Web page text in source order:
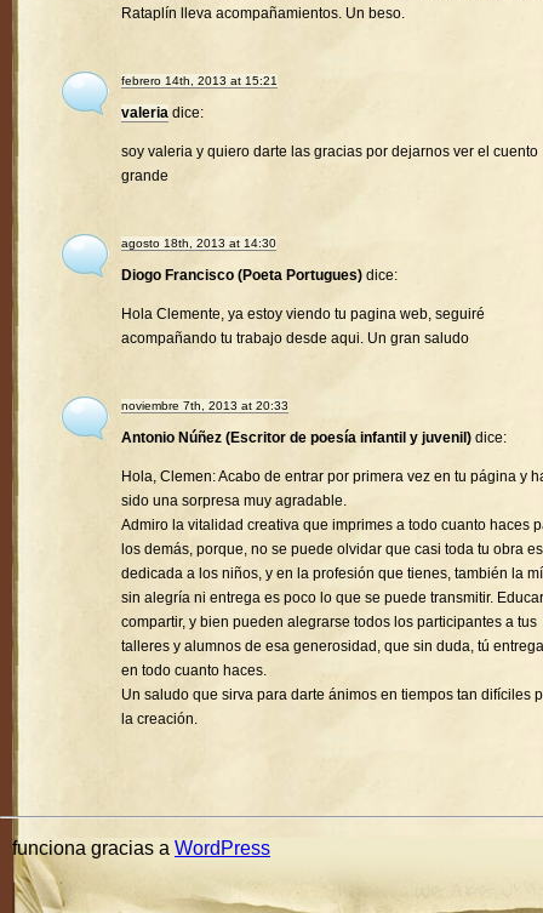
Rataplín lleva acompañamientos. Un beso.
febrero 14th, 2013 at 15:21
valeria dice:
soy valeria y quiero darte las gracias por dejarnos ver el cuento
grande
agosto 18th, 2013 at 14:30
Diogo Francisco (Poeta Portugues) dice:
Hola Clemente, ya estoy viendo tu pagina web, seguiré
acompañando tu trabajo desde aqui. Un gran saludo
noviembre 7th, 2013 at 20:33
Antonio Núñez (Escritor de poesía infantil y juvenil) dice:
Hola, Clemen: Acabo de entrar por primera vez en tu página y
sido una sorpresa muy agradable.
Admiro la vitalidad creativa que imprimes a todo cuanto haces
los demás, porque, no se puede olvidar que casi toda tu obra
dedicada a los niños, y en la profesión que tienes, también la
sin alegría ni entrega es poco lo que se puede transmitir.
compartir, y bien pueden alegrarse todos los participantes a tus
talleres y alumnos de esa generosidad, que sin duda, tú
en todo cuanto haces.
Un saludo que sirva para darte ánimos en tiempos tan difíciles
la creación.
funciona gracias a WordPress